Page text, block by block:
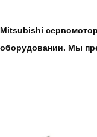
Mitsubishi
оборудовании. Мы